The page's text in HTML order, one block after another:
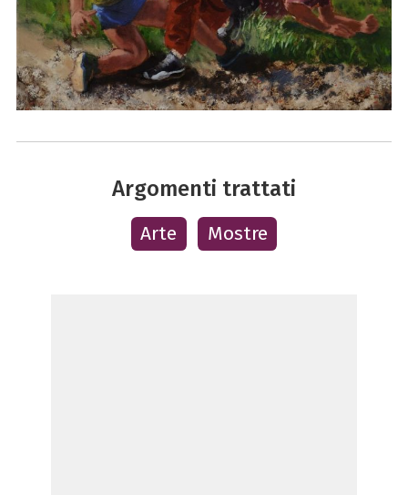
Argomenti trattati
Arte Mostre